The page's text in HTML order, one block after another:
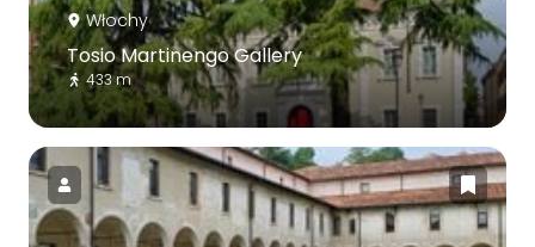
Włochy
Tosio Martinengo Gallery
433 m